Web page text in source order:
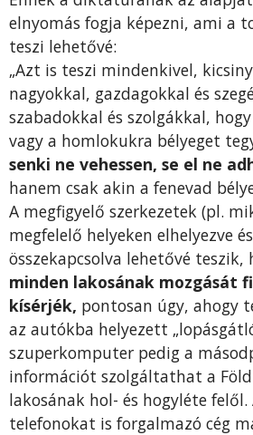
elnyomás fogja képezni, ami a
teszi lehetővé:
„Azt is teszi mindenkivel,
nagyokkal, gazdagokkal és
szabadokkal és szolgákkal,
vagy a homlokukra bélyeget
senki ne vehessen, se el ne
hanem csak akin a fenevad
A megfigyelő szerkezetek (pl.
megfelelő helyeken elhelyezve
összekapcsolva lehetővé teszik,
minden lakosának mozgását
kísérjék, pontosan úgy, ahogy
az autókba helyezett
szuperkomputer pedig a
információt szolgáltathat a
lakosának hol- és hogyléte
telefonokat is forgalmazó cég